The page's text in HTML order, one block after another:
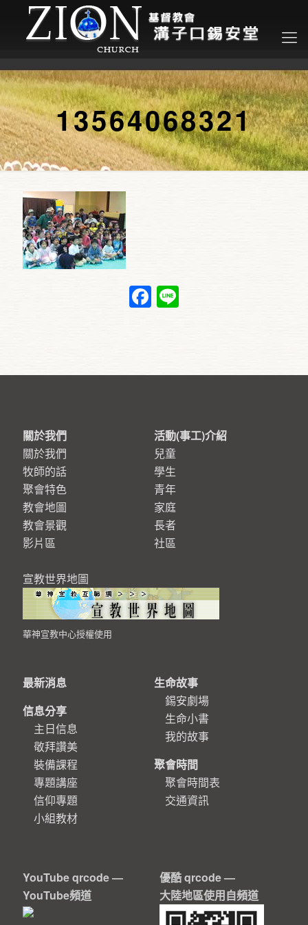
13564068321
Facebook
關於我們
關於我們
牧師的話
聚會特色
教會地圖
教會景觀
影片區
宣教世界地圖
華神宣教中心授權使用
活動(事工)介紹
兒童
學生
青年
家庭
長者
社區
最新消息
信息分享
主日信息
敬拜讚美
裝備課程
專題講座
信仰專題
小組教材
生命故事
錫安劇場
生命小書
我的故事
聚會時間
聚會時間表
交通資訊
YouTube qrcode —
YouTube頻道
優酷 qrcode —
大陸地區使用自頻道